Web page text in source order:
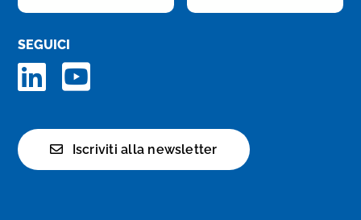
SEGUICI
Iscriviti alla newsletter